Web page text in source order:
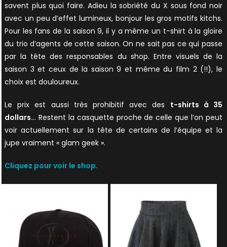
savent plus quoi faire. Adieu la sobriété du X sous fond noir
avec un peu d’effet lumineux, bonjour les gros motifs kitchs.
Pour les fans de la saison 9, il y a même un t-shirt à la gloire
du trio d’agents de cette saison. On ne sait pas ce qui passe
par la tête des responsables du shop. Entre visuels de la
saison 3 et ceux de la saison 9 et même du film 2 (!!), le
choix est douloureux.
Le prix est aussi très prohibitif avec des t-shirts à 35
dollars... Restent la casquette proche de celle que l’on peut
voir actuellement sur la tête de certains de l’équipe et la
jupe vraiment « glam geek ».
Cliquez pour voir le shop.